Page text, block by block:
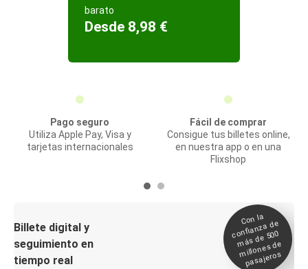
barato
Desde 8,98 €
Pago seguro
Utiliza Apple Pay, Visa y
tarjetas internacionales
Fácil de comprar
Consigue tus billetes online,
en nuestra app o en una
Flixshop
Billete digital y
seguimiento en
tiempo real
Con la
confianza de
más de 500
millones de
pasajeros